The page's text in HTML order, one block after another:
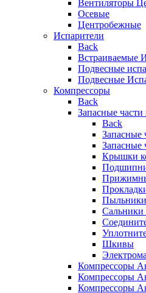
Вентиляторы
Осевые
Центробежные
Испарители
Back
Встраиваемые
Подвесные
Подвесные
Компрессоры
Back
Запасные
Back
Запасные
Запасные
Крышки
Пыльники
Сальники
Шкивы
Компрессоры
Компрессоры
Компрессоры